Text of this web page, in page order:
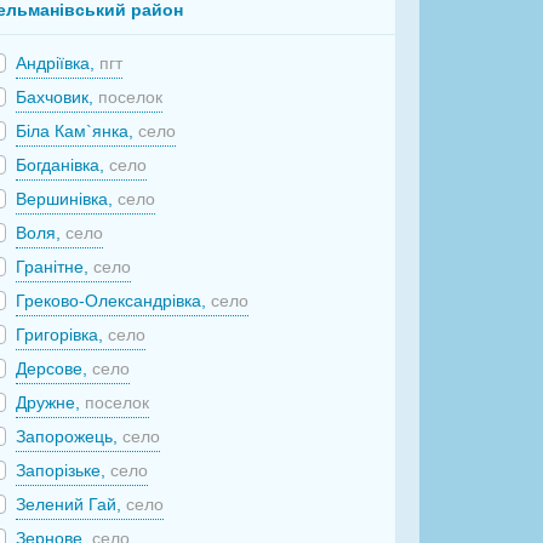
район
Андріївка, пгт
Бахчовик, поселок
Біла Кам`янка,село
Богданівка,село
Вершинівка,село
Воля,село
Гранітне,село
Греково-Олександрівка,село
Григорівка,село
Дерсове,село
Дружне, поселок
Запорожець,село
Запорізьке,село
Зелений Гай,село
Зернове,село